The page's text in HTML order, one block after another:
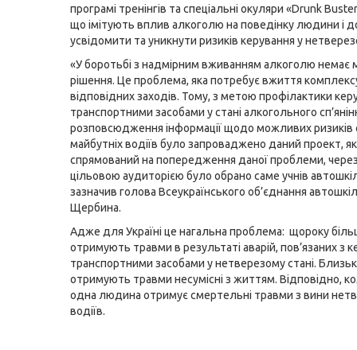
програмі тренінгів та спеціальні окуляри «Drunk
що імітують вплив алкоголю на поведінку людини і
усвідомити та уникнути ризиків керування у
«У боротьбі з надмірним вживанням алкоголю немає
рішення. Це проблема, яка потребує вжиття
відповідних заходів. Тому, з метою профілактики
транспортними засобами у стані алкогольного
розповсюдження інформації щодо можливих ризиків
майбутніх водіїв було запроваджено даний проект,
спрямований на попередження даної проблеми,
цільовою аудиторією було обрано саме учнів
зазначив голова Всеукраїнського об’єднання
Щербина.
Адже для Україні це нагальна проблема: щороку
отримують травми в результаті аварій, пов’язаних з
транспортними засобами у нетверезому стані.
отримують травми несумісні з життям. Відповідно,
одна людина отримує смертельні травми з вини
водіїв.